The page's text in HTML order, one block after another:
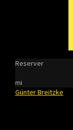
Reserver
mi
Günter Breitzke